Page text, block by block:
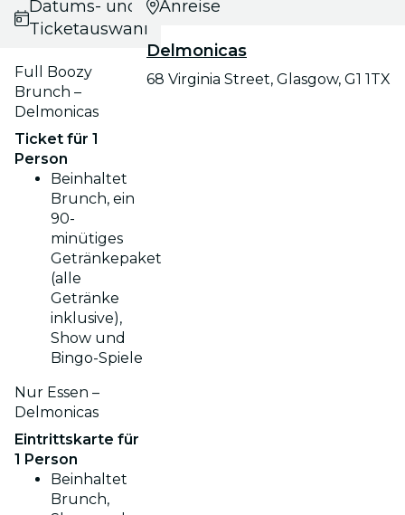
Datums- und
Ticketauswahl
Full Boozy
Brunch –
Delmonicas
Ticket für 1
Person
Beinhaltet
Brunch, ein
90-
minütiges
Getränkepaket
(alle
Getränke
inklusive),
Show und
Bingo-Spiele
Nur Essen –
Delmonicas
Eintrittskarte für
1 Person
Beinhaltet
Brunch,
Anreise
Delmonicas
68 Virginia Street, Glasgow, G1 1TX